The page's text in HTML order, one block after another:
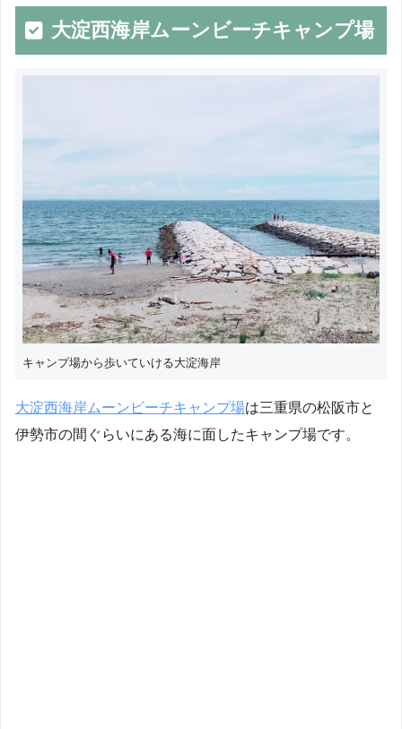
大淀西海岸ムーンビーチキャンプ場
キャンプ場から歩いていける大淀海岸
大淀西海岸ムーンビーチキャンプ場は三重県の松阪市と
伊勢市の間ぐらいにある海に面したキャンプ場です。